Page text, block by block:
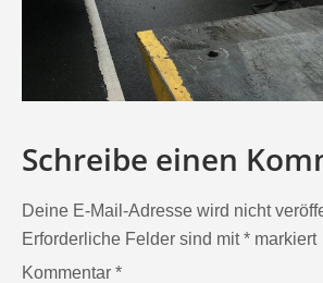
Schreibe einen
Deine E-Mail-Adresse wird nicht
Erforderliche Felder sind mit* markiert
Kommentar *